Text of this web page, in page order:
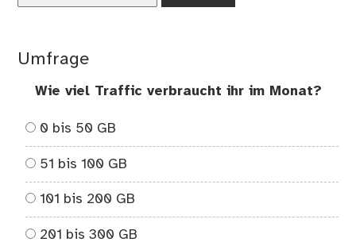
Umfrage
Wie viel Traffic verbraucht ihr im Monat?
0 bis 50 GB
51 bis 100 GB
101 bis 200 GB
201 bis 300 GB